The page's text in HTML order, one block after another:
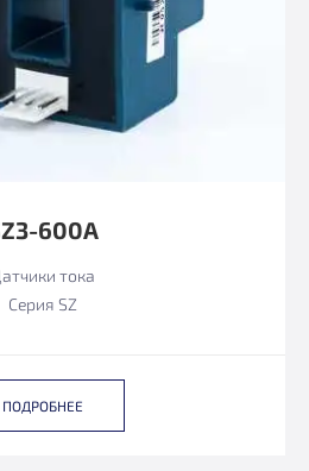
600А
тока
Серия SZ
ПОДРОБНЕЕ